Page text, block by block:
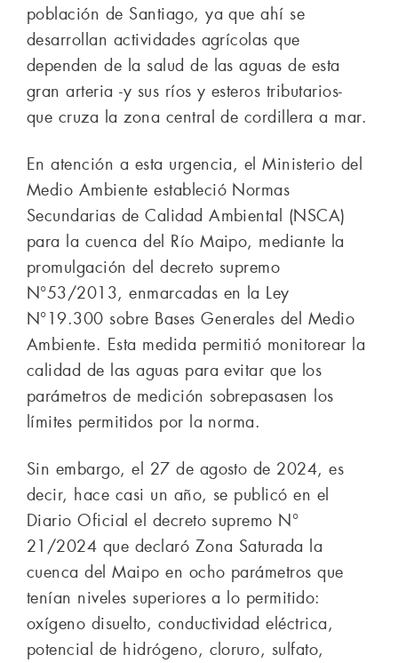
población de Santiago, ya que ahí se
desarrollan actividades agrícolas que
dependen de la salud de las aguas de esta
gran arteria -y sus ríos y esteros tributarios-
que cruza la zona central de cordillera a mar.
En atención a esta urgencia, el Ministerio del
Medio Ambiente estableció Normas
Secundarias de Calidad Ambiental (NSCA)
para la cuenca del Río Maipo, mediante la
promulgación del decreto supremo
N°53/2013, enmarcadas en la Ley
N°19.300 sobre Bases Generales del Medio
Ambiente. Esta medida permitió monitorear la
calidad de las aguas para evitar que los
parámetros de medición sobrepasasen los
límites permitidos por la norma.
Sin embargo, el 27 de agosto de 2024, es
decir, hace casi un año, se publicó en el
Diario Oficial el decreto supremo N°
21/2024 que declaró Zona Saturada la
cuenca del Maipo en ocho parámetros que
tenían niveles superiores a lo permitido:
oxígeno disuelto, conductividad eléctrica,
potencial de hidrógeno, cloruro, sulfato,